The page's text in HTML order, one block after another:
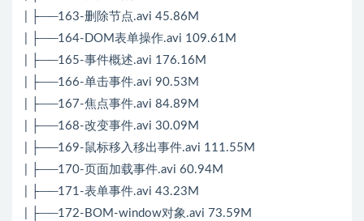
| ├──163-删除节点.avi 45.86M
| ├──164-DOM表单操作.avi 109.61M
| ├──165-事件概述.avi 176.16M
| ├──166-单击事件.avi 90.53M
| ├──167-焦点事件.avi 84.89M
| ├──168-改变事件.avi 30.09M
| ├──169-鼠标移入移出事件.avi 111.55M
| ├──170-页面加载事件.avi 60.94M
| ├──171-表单事件.avi 43.23M
| ├──172-BOM-window对象.avi 73.59M